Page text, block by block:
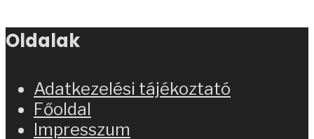
Oldalak
Adatkezelési tájékoztató
Főoldal
Impresszum